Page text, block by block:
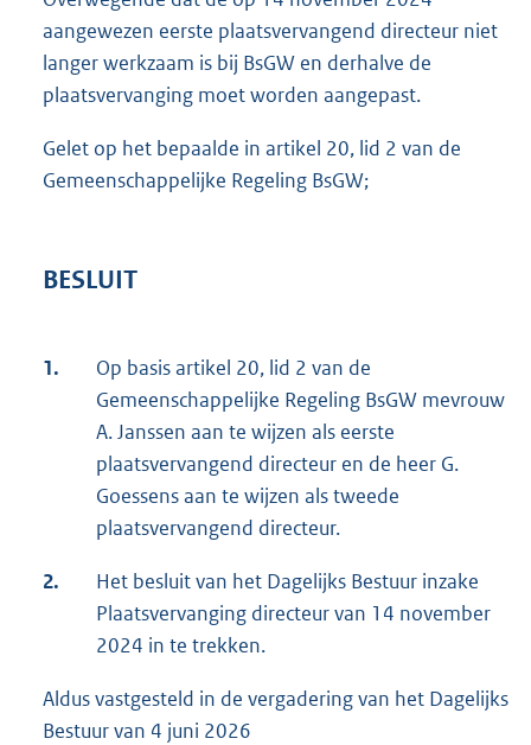
aangewezen eerste plaatsvervangend directeur niet
langer werkzaam is bij BsGW en derhalve de
plaatsvervanging moet worden aangepast.
Gelet op het bepaalde in artikel 20, lid 2 van de
Gemeenschappelijke Regeling BsGW;
BESLUIT
1.
Op basis artikel 20, lid 2 van de
Gemeenschappelijke Regeling BsGW mevrouw
A. Janssen aan te wijzen als eerste
plaatsvervangend directeur en de heer G.
Goessens aan te wijzen als tweede
plaatsvervangend directeur.
2.
Het besluit van het Dagelijks Bestuur inzake
Plaatsvervanging directeur van 14 november
2024 in te trekken.
Aldus vastgesteld in de vergadering van het Dagelijks
Bestuur van 4 juni 2026